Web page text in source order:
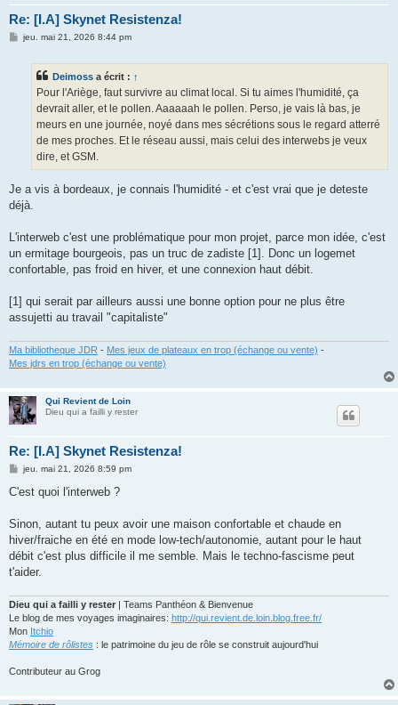
Re: [I.A] Skynet Resistenza!
Mjeu. mai 21, 2026 8:44 pm
Deimoss a écrit : ↑
Pour l'Ariège, faut survivre au climat local. Si tu aimes l'humidité, ça
devrait aller, et le pollen. Aaaaaah le pollen. Perso, je vais là bas, je
meurs en une journée, noyé dans mes sécrétions sous le regard atterré
de mes proches. Et le réseau aussi, mais celui des interwebs je veux
dire, et GSM.
Je a vis à bordeaux, je connais l'humidité - et c'est vrai que je deteste
déjà.
L'interweb c'est une problématique pour mon projet, parce mon idée, c'est
un ermitage bourgeois, pas un truc de zadiste [1]. Donc un logemet
confortable, pas froid en hiver, et une connexion haut débit.
[1] qui serait par ailleurs aussi une bonne option pour ne plus être
assujetti au travail "capitaliste"
Ma bibliotheque JDR - Mes jeux de plateaux en trop (échange ou vente) -
Mes jdrs en trop (échange ou vente)
Qui Revient de Loin
Dieu qui a failli y rester
Re: [I.A] Skynet Resistenza!
M
s
g
jeu. mai 21, 2026 8:59 pm
C'est quoi l'interweb ?
Sinon, autant tu peux avoir une maison confortable et chaude en
hiver/fraiche en été en mode low-tech/autonomie, autant pour le haut
débit c'est plus difficile il me semble. Mais le techno-fascisme peut
t'aider.
Dieu qui a failli y rester
| Teams Panthéon & Bienvenue
Le blog de mes voyages imaginaires: http://qui.revient.de.loin.blog.free.fr/
Mon Itchio
Mémoire de rôlistes : le patrimoine du jeu de rôle se construit aujourd'hui
Contributeur au Grog